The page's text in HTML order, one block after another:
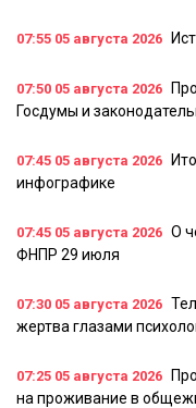
07:55 05 августа 2026
07:50 05 августа 2026
Госдумы и
07:45 05 августа 2026
инфографике
07:45 05 августа 2026 О
ФНПР 29 июля
07:30 05 августа 2026
жертва глазами
07:25 05 августа 2026
на проживание в